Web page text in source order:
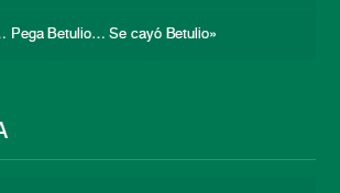
Pega Betulio… Se cayó Betulio»